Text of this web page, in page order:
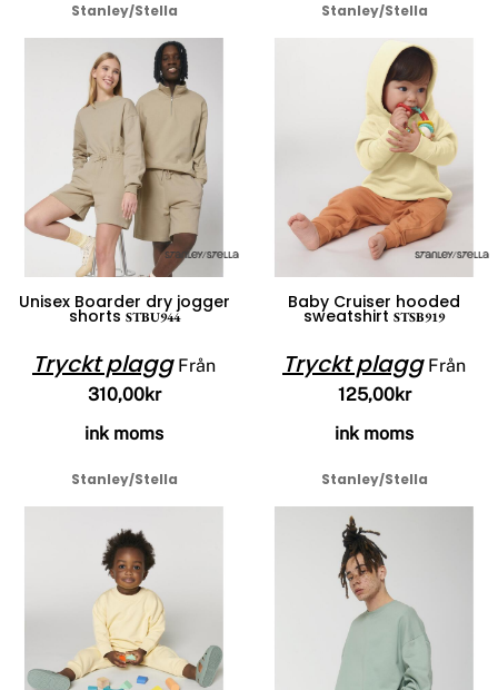
Stanley/Stella
Unisex Boarder dry jogger
shorts STBU944
Tryckt plaggFrån
310,00kr
ink moms
Stanley/Stella
Baby Cruiser hooded
sweatshirt STSB919
Tryckt plaggFrån
125,00kr
ink moms
Stanley/Stella Stanley/Stella